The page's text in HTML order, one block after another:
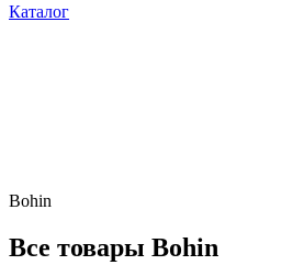
Каталог
Bohin
Все товары Bohin